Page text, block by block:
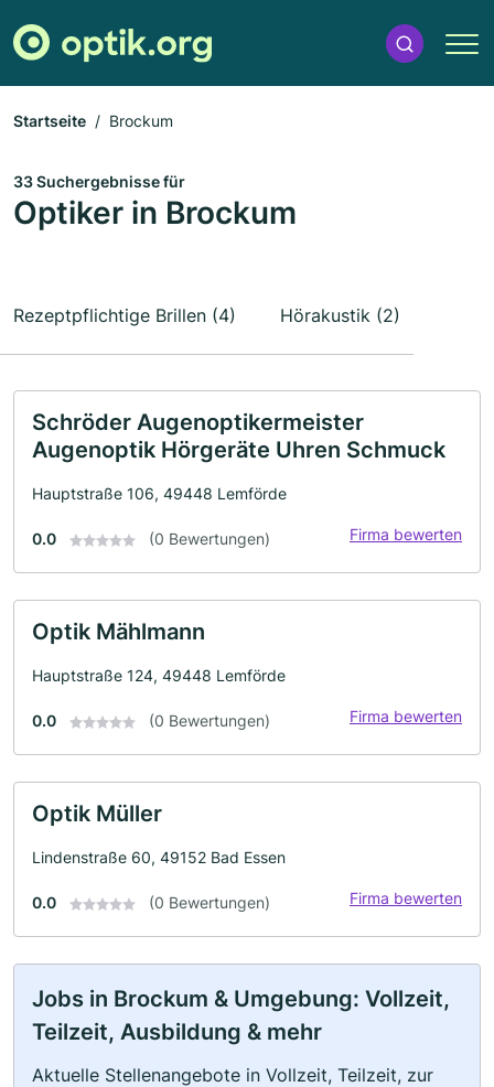
Startseite Brockum
33 Suchergebnisse für
Optiker in Brockum
Rezeptpflichtige Brillen (4) Hörakustik (2)
Schröder Augenoptikermeister
Augenoptik Hörgeräte Uhren Schmuck
Hauptstraße 106, 49448 Lemförde
0.0 (0 Bewertungen) Firma bewerten
Optik Mählmann
Hauptstraße 124, 49448 Lemförde
0.0 (0 Bewertungen) Firma bewerten
Optik Müller
Lindenstraße 60, 49152 Bad Essen
0.0 (0 Bewertungen) Firma bewerten
Jobs in Brockum & Umgebung: Vollzeit,
Teilzeit, Ausbildung & mehr
Aktuelle Stellenangebote in Vollzeit, Teilzeit, zur